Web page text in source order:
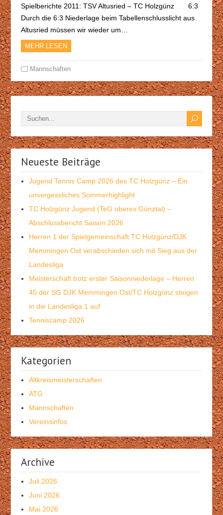
Spielberichte 2011: TSV Altusried – TC Holzgünz 6:3
Durch die 6:3 Niederlage beim Tabellenschlusslicht aus
Altusried müssen wir wieder um…
MEHR LESEN
Mannschaften
Neueste Beiträge
Jugend Tennis Camp 2026 des TC Holzgünz – Ein
unvergessliches Sommerhighlight
TC Holzgünz Jugend (TeG oberes Günztal) –
Abschlussbericht Saison 2026
Herren 1 der Spielgemeinschaft TC Holzgünz/DJK
Memmingen Ost verabschieden sich mit Sieg aus der
Landesliga
Meisterschaft trotz erster Saisonniederlage – Herren
40 der SG DJK Memmingen Ost/TC Holzgünz steigen
in die Landesliga 1 auf
Tenniscamp 2026
Kategorien
Altkreismeisterschaften
ATG
Mannschaften
Vereinsinfos
Archive
Juli 2026
Juni 2026
Mai 2026